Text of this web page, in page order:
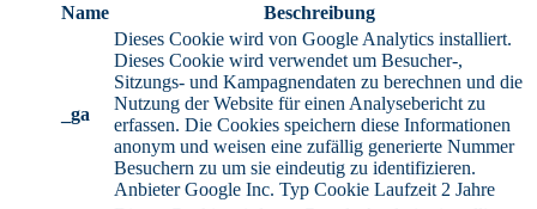
Name
Beschreibung
_ga
Dieses Cookie wird von Google Analytics installiert.
Dieses Cookie wird verwendet um Besucher-,
Sitzungs- und Kampagnendaten zu berechnen und die
Nutzung der Website für einen Analysebericht zu
erfassen. Die Cookies speichern diese Informationen
anonym und weisen eine zufällig generierte Nummer
Besuchern zu um sie eindeutig zu identifizieren.
Anbieter Google Inc. Typ Cookie Laufzeit 2 Jahre